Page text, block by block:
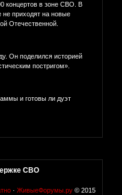
концертов в зоне СВО. В
не приходят на новые
Отечественной.
Он поделился историей
постригом».
и готовы ли дуэт
СВО
· ЖивыеФорумы.ру © 2015